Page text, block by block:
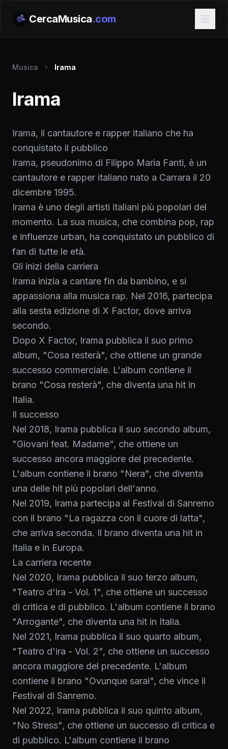
CercaMusica.com
Musica Irama
Irama
Irama, il cantautore e rapper italiano che ha
conquistato il pubblico
Irama, pseudonimo di Filippo Maria Fanti, è un
cantautore e rapper italiano nato a Carrara il 20
dicembre 1995.
Irama è uno degli artisti italiani più popolari del
momento. La sua musica, che combina pop, rap
e influenze urban, ha conquistato un pubblico di
fan di tutte le età.
Gli inizi della carriera
Irama inizia a cantare fin da bambino, e si
appassiona alla musica rap. Nel 2016, partecipa
alla sesta edizione di X Factor, dove arriva
secondo.
Dopo X Factor, Irama pubblica il suo primo
album, "Cosa resterà", che ottiene un grande
successo commerciale. L'album contiene il
brano "Cosa resterà", che diventa una hit in
Italia.
Il successo
Nel 2018, Irama pubblica il suo secondo album,
"Giovani feat. Madame", che ottiene un
successo ancora maggiore del precedente.
L'album contiene il brano "Nera", che diventa
una delle hit più popolari dell'anno.
Nel 2019, Irama partecipa al Festival di Sanremo
con il brano "La ragazza con il cuore di latta",
che arriva seconda. Il brano diventa una hit in
Italia e in Europa.
La carriera recente
Nel 2020, Irama pubblica il suo terzo album,
"Teatro d'ira - Vol. 1", che ottiene un successo
di critica e di pubblico. L'album contiene il brano
"Arrogante", che diventa una hit in Italia.
Nel 2021, Irama pubblica il suo quarto album,
"Teatro d'ira - Vol. 2", che ottiene un successo
ancora maggiore del precedente. L'album
contiene il brano "Ovunque sarai", che vince il
Festival di Sanremo.
Nel 2022, Irama pubblica il suo quinto album,
"No Stress", che ottiene un successo di critica e
di pubblico. L'album contiene il brano